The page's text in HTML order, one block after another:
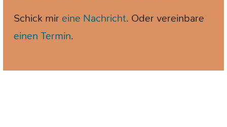
Schick mir eine Nachricht. Oder vereinbare
einen Termin.